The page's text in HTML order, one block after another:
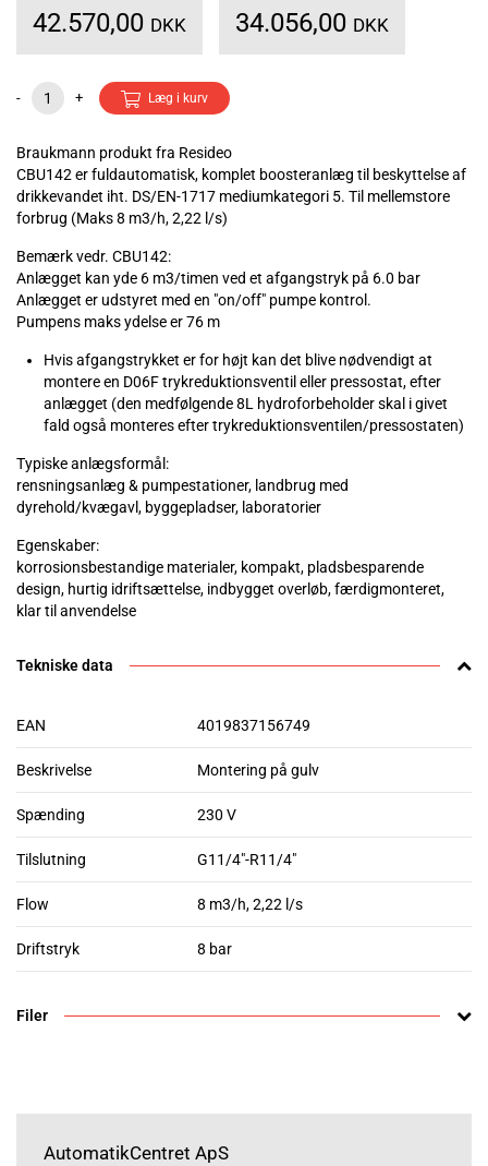
42.570,00 DKK 34.056,00 DKK
- + Læg i kurv
Braukmann produkt fra Resideo
CBU142 er fuldautomatisk, komplet boosteranlæg til beskyttelse af
drikkevandet iht. DS/EN-1717 mediumkategori 5. Til mellemstore
forbrug (Maks 8 m3/h, 2,22 l/s)
Bemærk vedr. CBU142:
Anlægget kan yde 6 m3/timen ved et afgangstryk på 6.0 bar
Anlægget er udstyret med en "on/off" pumpe kontrol.
Pumpens maks ydelse er 76 m
Hvis afgangstrykket er for højt kan det blive nødvendigt at
montere en D06F trykreduktionsventil eller pressostat, efter
anlægget (den medfølgende 8L hydroforbeholder skal i givet
fald også monteres efter trykreduktionsventilen/pressostaten)
Typiske anlægsformål:
rensningsanlæg & pumpestationer, landbrug med
dyrehold/kvægavl, byggepladser, laboratorier
Egenskaber:
korrosionsbestandige materialer, kompakt, pladsbesparende
design, hurtig idriftsættelse, indbygget overløb, færdigmonteret,
klar til anvendelse
Tekniske data
EAN 4019837156749
Beskrivelse Montering på gulv
Spænding 230 V
Tilslutning G11/4"-R11/4"
Flow 8 m3/h, 2,22 l/s
Driftstryk 8 bar
Filer
AutomatikCentret ApS